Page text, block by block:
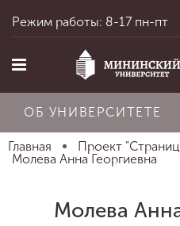
Режим работы: 8-17 пн-пт
ОБ УНИВЕРСИТЕТЕ
Главная
Проект
Молева Анна Георгиевна
Молева